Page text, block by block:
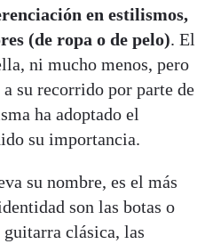
en estilismos,
(de ropa o de pelo). El
ni mucho menos, pero
su recorrido por parte de
ha adoptado el
su importancia.
su nombre, es el más
son las botas o
clásica, las